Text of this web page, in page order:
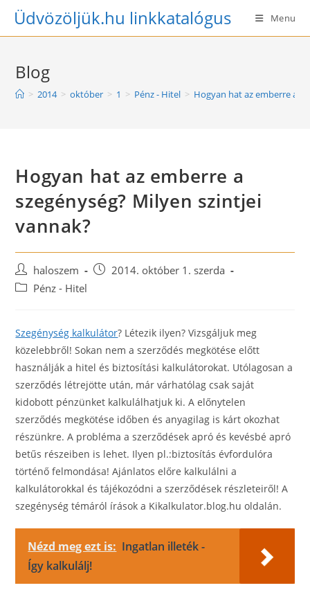
SkipÜdvözöljük.hu linkkatalógus Menu
Blog
> 2014 > október > 1 > Pénz - Hitel > Hogyan hat az emberre a
Hogyan hat az emberre a
szegénység? Milyen szintjei
vannak?
Post
author:
haloszem
Post2014. október 1. szerda
PostPénz - Hitel
Szegénység kalkulátor? Létezik ilyen? Vizsgáljuk meg
közelebbről! Sokan nem a szerződés megkötése előtt
használják a hitel és biztosítási kalkulátorokat. Utólagosan a
szerződés létrejötte után, már várhatólag csak saját
kidobott pénzünket kalkulálhatjuk ki. A előnytelen
szerződés megkötése időben és anyagilag is kárt okozhat
részünkre. A probléma a szerződések apró és kevésbé apró
betűs részeiben is lehet. Ilyen pl.:biztosítás évfordulóra
történő felmondása! Ajánlatos előre kalkulálni a
kalkulátorokkal és tájékozódni a szerződések részleteiről! A
szegénység témáról írások a Kikalkulator.blog.hu oldalán.
Nézd meg ezt is: Ingatlan illeték -
Így kalkulálj!